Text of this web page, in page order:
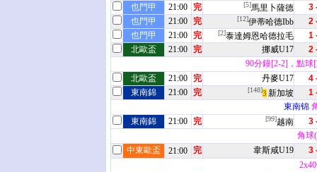
也門甲
21:00 完 [5]馬里卜薩德
3
也門甲
21:00 完 [12]伊蒂哈德Ibb
2
也門甲
21:00 完 [2]泰達姆恩哈德拉毛
1
北歐盃
21:00 完 挪威U17
2
90分鐘[2-2]，點球
北歐盃
21:00 完 丹麥U17
4
東南錦
21:00 完 [148]3 新加坡
1
東南锦
東南錦
21:00 完 [99]越南
3
角球
中東歐盃
21:00 完 韋斯咸U19
3